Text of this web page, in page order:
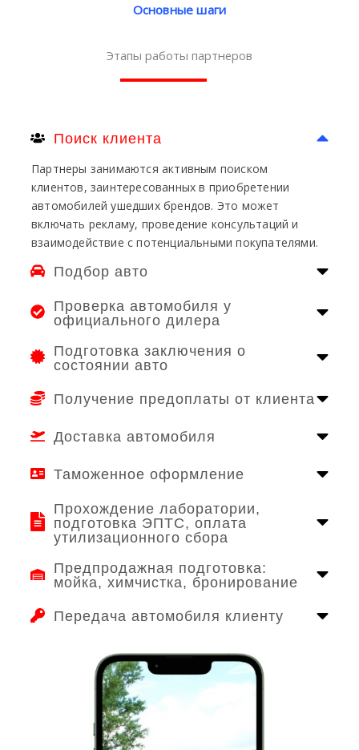
Основные шаги
Этапы работы партнеров
Поиск клиента
Партнеры занимаются активным поиском
клиентов, заинтересованных в приобретении
автомобилей ушедших брендов. Это может
включать рекламу, проведение консультаций и
взаимодействие с потенциальными покупателями.
Подбор авто
Проверка автомобиля у
официального дилера
Подготовка заключения о
состоянии авто
Получение предоплаты от клиента
Доставка автомобиля
Таможенное оформление
Прохождение лаборатории,
подготовка ЭПТС, оплата
утилизационного сбора
Предпродажная подготовка:
мойка, химчистка, бронирование
Передача автомобиля клиенту